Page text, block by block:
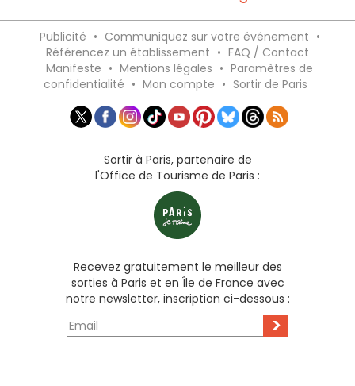
Publicité • Communiquez sur votre événement •
Référencez un établissement • FAQ / Contact
Manifeste • Mentions légales • Paramètres de
confidentialité • Mon compte • Sortir de Paris
Sortir à Paris, partenaire de
l'Office de Tourisme de Paris :
Recevez gratuitement le meilleur des
sorties à Paris et en Île de France avec
notre newsletter, inscription ci-dessous :
>